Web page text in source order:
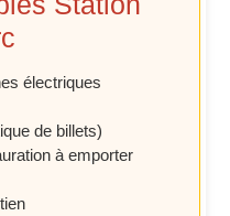
électriques
de billets)
à emporter